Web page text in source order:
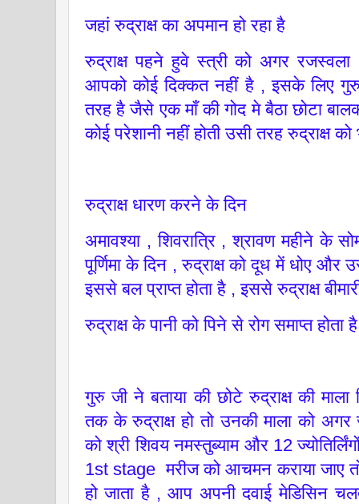
जहां रुद्राक्ष का अपमान हो रहा है
रुद्राक्ष पहने हुवे स्त्री को अगर
आपको कोई दिक्कत नहीं है , इसके लिए
तरह है जैसे एक माँ की गोद मे बैठा छोटा
कोई परेशानी नहीं होती उसी तरह रुद्राक्ष
रुद्राक्ष धारण करने के दिन
अमावश्या , शिवरात्रि , श्रावण महीने के
पूर्णिमा के दिन , रुद्राक्ष को दूध में धोए और
इससे बल प्राप्त होता है , इससे रुद्राक्ष
रुद्राक्ष के पानी को पिने से रोग समाप्त होता
गुरु जी ने बताया की छोटे रुद्राक्ष की
तक के रुद्राक्ष हो तो उनकी माला को
को श्री शिवय नमस्तुब्याम और 12
1st stage मरीज को आचमन कराया जाए
हो जाता है , आप अपनी दवाई मेडिसिन